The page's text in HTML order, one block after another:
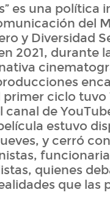
es una política
del
y Diversidad
2021, durante
primer ciclo tuvo
de
estuvo
y cerró
quienes
que las